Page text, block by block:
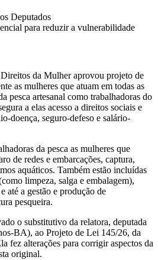
Deputados
para reduzir a vulnerabilidade
da Mulher aprovou projeto de
as mulheres que atuam em todas as
pesca artesanal como trabalhadoras do
a elas acesso a direitos sociais e
doença, seguro-defeso e salário-
da pesca as mulheres que
de redes e embarcações, captura,
aquáticos. Também estão incluídas
limpeza, salga e embalagem),
até a gestão e produção de
pesqueira.
o substitutivo da relatora, deputada
BA), ao Projeto de Lei 145/26, da
fez alterações para corrigir aspectos da
original.